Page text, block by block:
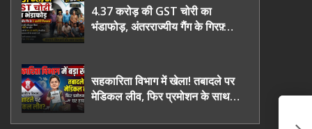
4.37 करोड़ की GST चोरी का
भंडाफोड़, अंतरराज्यीय गैंग के गिरफ़्तार
सहकारिता विभाग में खेला! तबादले पर
मेडिकल लीव, फिर प्रमोशन के साथ